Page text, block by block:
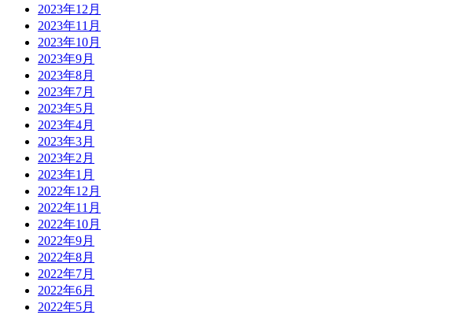
2023年12月
2023年11月
2023年10月
2023年9月
2023年8月
2023年7月
2023年5月
2023年4月
2023年3月
2023年2月
2023年1月
2022年12月
2022年11月
2022年10月
2022年9月
2022年8月
2022年7月
2022年6月
2022年5月